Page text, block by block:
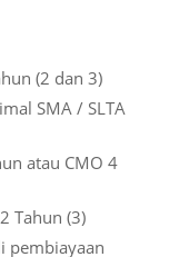
(2 dan 3)
SMA / SLTA
atau CMO 4
Tahun (3)
pembiayaan